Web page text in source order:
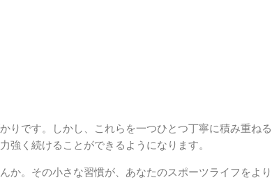
りです。しかし、これらを一つひとつ丁寧に積み重ねる
強く続けることができるようになります。
か。その小さな習慣が、あなたのスポーツライフをより